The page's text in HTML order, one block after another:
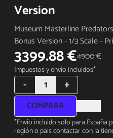
Version
Museum Masterline
Bonus Version - 1/3 Scale -
3399.88 €4900 €
Impuestos y envío incluidos*
- 1 +
COMPRAR
*Envío incluido solo para España
región o país contactar con la